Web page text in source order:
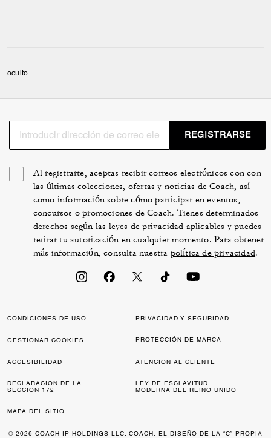
oculto
REGISTRARSE
Al registrarte, aceptas recibir correos electrónicos con con
las últimas colecciones, ofertas y noticias de Coach, así
como información sobre cómo participar en eventos,
concursos o promociones de Coach. Tienes determinados
derechos según las leyes de privacidad aplicables y puedes
retirar tu autorización en cualquier momento. Para obtener
más información, consulta nuestra política de privacidad.
CONDICIONES DE USO PRIVACIDAD Y SEGURIDAD
GESTIONAR COOKIES PROTECCIÓN DE MARCA
ACCESIBILIDAD ATENCIÓN AL CLIENTE
DECLARACIÓN DE LA
SECCIÓN 172
LEY DE ESCLAVITUD
MODERNA DEL REINO UNIDO
MAPA DEL SITIO
© 2026 COACH IP HOLDINGS LLC. COACH, EL DISEÑO DE LA “C” PROPIA